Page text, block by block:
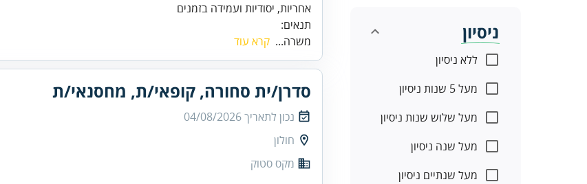
ניסיון
ללא ניסיון
מעל 5 שנות ניסיון
מעל שלוש שנות ניסיון
מעל שנה ניסיון
מעל שנתיים ניסיון
אחריות, יסודיות ועמידה בזמנים
תנאים:
משרה... קרא עוד
סדרן/ית סחורה, קופאי/ת, מחסנאי/ת
נכון לתאריך04/08/2026
חולון
מקס סטוק